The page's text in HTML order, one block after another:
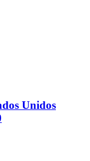
Unidos